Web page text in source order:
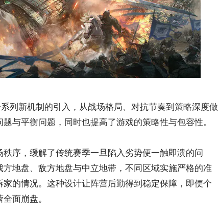
列新机制的引入，从战场格局、对抗节奏到策略深度做
与平衡问题，同时也提高了游戏的策略性与包容性。
序，缓解了传统赛季一旦陷入劣势便一触即溃的问
地盘、敌方地盘与中立地带，不同区域实施严格的准
的情况。这种设计让阵营后勤得到稳定保障，即便个
面崩盘。